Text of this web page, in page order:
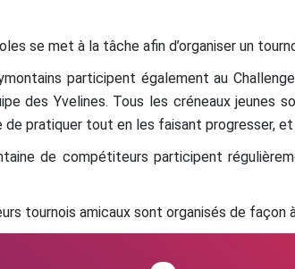
se met à la tâche afin d’organiser un
participent également au
des Yvelines. Tous les créneaux jeunes
de pratiquer tout en les faisant progresser,
de compétiteurs participent
tournois amicaux sont organisés de façon